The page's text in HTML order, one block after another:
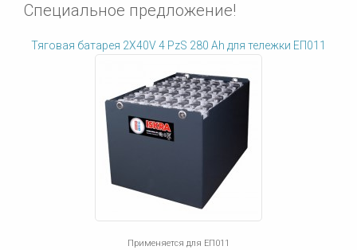
Специальное предложение!
Тяговая батарея 2X40V 4 PzS 280 Ah для тележки ЕП011
Применяется для ЕП011